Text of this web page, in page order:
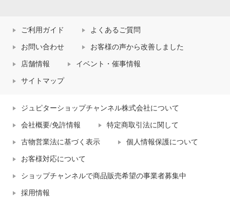
ご利用ガイド よくあるご質問
お問い合わせ お客様の声から改善しました
店舗情報 イベント・催事情報
サイトマップ
ジュピターショップチャンネル株式会社について
会社概要/免許情報 特定商取引法に関して
古物営業法に基づく表示 個人情報保護について
お客様対応について
ショップチャンネルで商品販売希望の事業者募集中
採用情報